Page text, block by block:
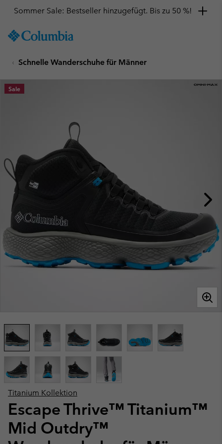
TO
SKIP
MAIN
NAV
Sommer Sale: Bestseller hinzugefügt. Bis zu 50 %!
Schnelle Wanderschuhe für Männer
Titanium Kollektion
Escape Thrive™ Titanium™
Mid Outdry™
Sale